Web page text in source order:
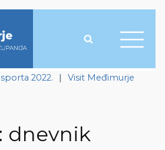
2022. | Visit Međimurje
dnevnik